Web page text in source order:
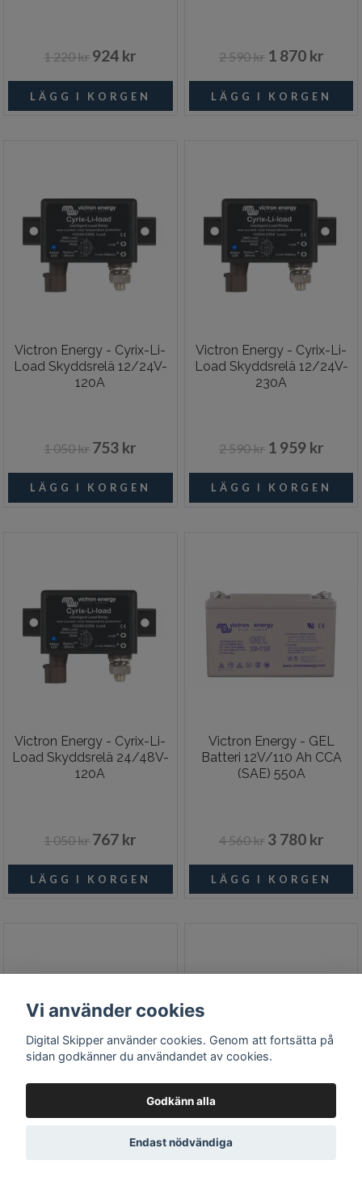
1 220 kr 924 kr 2 590 kr 1 870 kr
Victron Energy - Cyrix-Li-
Load Skyddsrelä 12/24V-
120A
1 050 kr 753 kr
Victron Energy - Cyrix-Li-
Load Skyddsrelä 12/24V-
230A
2 590 kr 1 959 kr
Victron Energy - Cyrix-Li-
Load Skyddsrelä 24/48V-
120A
1 050 kr 767 kr
Victron Energy - GEL
Batteri 12V/110 Ah CCA
(SAE) 550A
4 560 kr 3 780 kr
Batteri 12V/130 Ah CCA
Batteri 12V/165 Ah CCA
Vi använder cookies
Digital Skipper använder cookies. Genom att fortsätta på
sidan godkänner du användandet av cookies.
Godkänn alla
Endast nödvändiga